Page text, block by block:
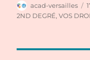
Auteur
acad-versailles
2ND DEGRÉ,VOS